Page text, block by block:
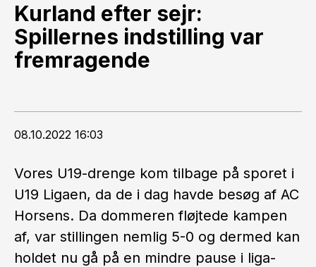
Kurland efter sejr:
Spillernes indstilling var
fremragende
08.10.2022 16:03
Vores U19-drenge kom tilbage på sporet i
U19 Ligaen, da de i dag havde besøg af AC
Horsens. Da dommeren fløjtede kampen
af, var stillingen nemlig 5-0 og dermed kan
holdet nu gå på en mindre pause i liga-